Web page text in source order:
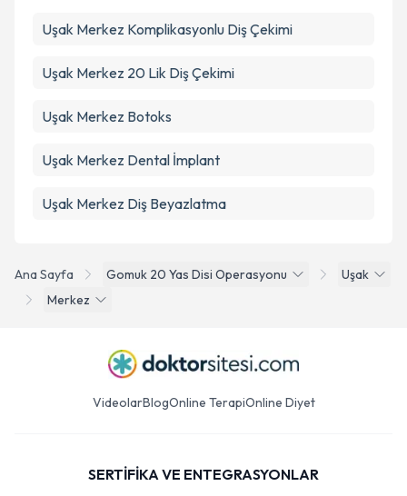
Ana Sayfa Gomuk 20 Yas Disi Operasyonu
Uşak
Merkez
Uşak Merkez Komplikasyonlu Diş Çekimi
Uşak Merkez 20 Lik Diş Çekimi
Uşak Merkez Botoks
Uşak Merkez Dental İmplant
Uşak Merkez Diş Beyazlatma
VideolarBlogOnline TerapiOnline Diyet
SERTİFİKA VE ENTEGRASYONLAR